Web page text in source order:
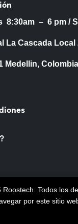
8:30am – 6 pm /
La Cascada Local
Colombia
Todos los
por este sitio